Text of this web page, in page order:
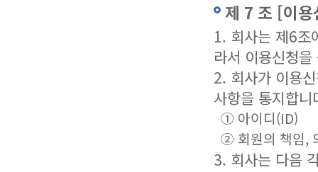
제 7 조 [이
1. 회사는 제6조
라서 이용신청
2. 회사가 이용
사항을 통지합니
① 아이디(ID)
② 회원의 책임,
3. 회사는 다음